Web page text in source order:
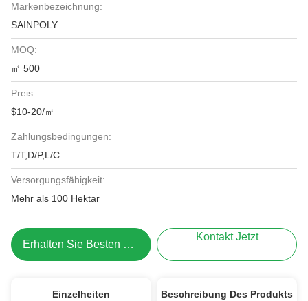
Markenbezeichnung:
SAINPOLY
MOQ:
㎡ 500
Preis:
$10-20/㎡
Zahlungsbedingungen:
T/T,D/P,L/C
Versorgungsfähigkeit:
Mehr als 100 Hektar
Erhalten Sie Besten Preis
Kontakt Jetzt
Einzelheiten Beschreibung Des Produkts